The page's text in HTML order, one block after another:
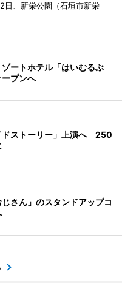
日、新栄公園（石垣市新栄
ートホテル「はいむるぶ
ープンへ
ドストーリー」上演へ 250
さん」のスタンドアップコ